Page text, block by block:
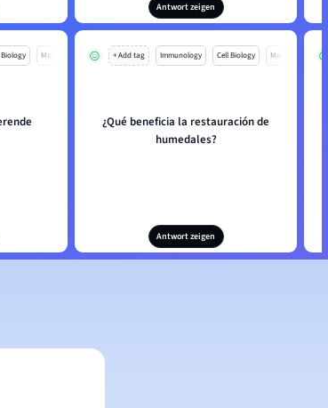
Antwort zeigen
Biology Mo + Add tag Immunology Cell Biology Mo
¿Qué beneficia la restauración de
humedales?
Antwort zeigen